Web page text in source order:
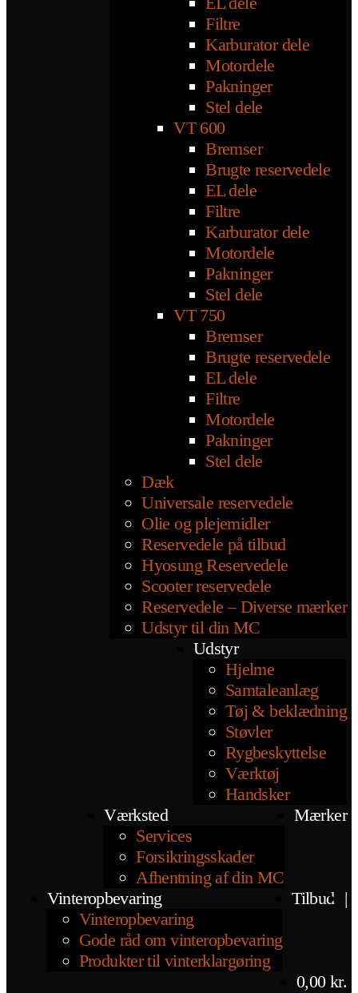
Filtre
Karburator dele
Motordele
Pakninger
Stel dele
VT 600
Bremser
Brugte reservedele
EL dele
Filtre
Karburator dele
Motordele
Pakninger
Stel dele
VT 750
Bremser
Brugte reservedele
EL dele
Filtre
Motordele
Pakninger
Stel dele
Dæk
Universale reservedele
Olie og plejemidler
Reservedele på tilbud
Hyosung Reservedele
Scooter reservedele
Reservedele – Diverse mærker
Udstyr til din MC
Udstyr
Hjelme
Samtaleanlæg
Tøj & beklædning
Støvler
Rygbeskyttelse
Værktøj
Handsker
Værksted
Services
Forsikringsskader
Afhentning af din MC
Mærker
Vinteropbevaring
Vinteropbevaring
Gode råd om vinteropbevaring
Produkter til vinterklargøring
Tilbud |
0,00 kr.